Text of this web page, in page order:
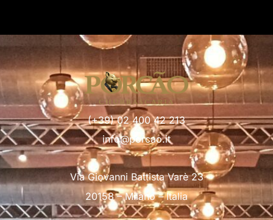
(+39) 02 400 42 213
info@porcao.it
Via Giovanni Battista Varè 23
20158 – Milano – Italia